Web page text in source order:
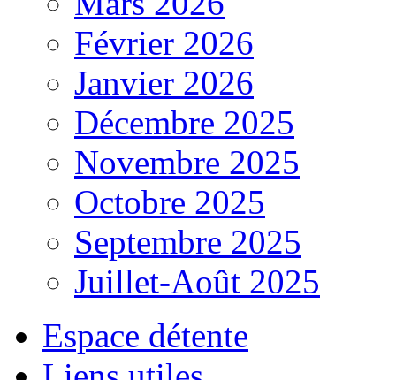
Février 2026
Janvier 2026
Décembre 2025
Novembre 2025
Octobre 2025
Septembre 2025
Juillet-Août 2025
Espace détente